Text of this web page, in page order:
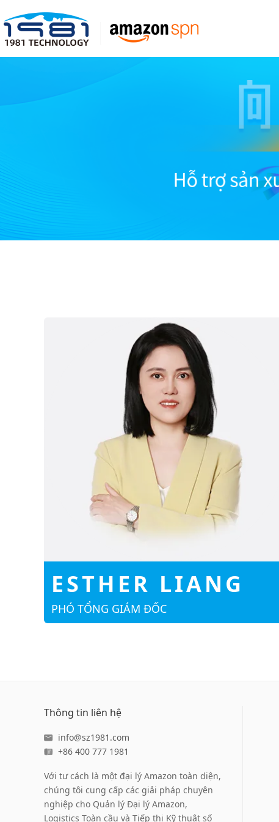
ESTHER LIANG
PHÓ TỔNG GIÁM ĐỐC
Thông tin liên hệ
info@sz1981.com
+86 400 777 1981
Với tư cách là một đại lý Amazon toàn diện,
chúng tôi cung cấp các giải pháp chuyên
nghiệp cho Quản lý Đại lý Amazon,
Logistics Toàn cầu và Tiếp thị Kỹ thuật số